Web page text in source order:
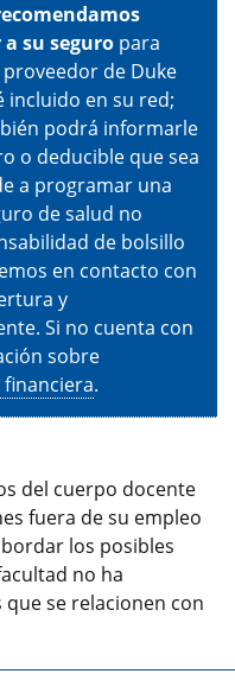
su seguro para
de Duke
incluido en su red;
podrá informarle
o deducible que sea
a programar una
de salud no
de bolsillo
en contacto con
y
Si no cuenta con
sobre
.
del cuerpo docente
fuera de su empleo
los posibles
no ha
se relacionen con